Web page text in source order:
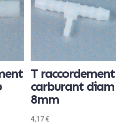
T raccordement
carburant diam
8mm
4,17€